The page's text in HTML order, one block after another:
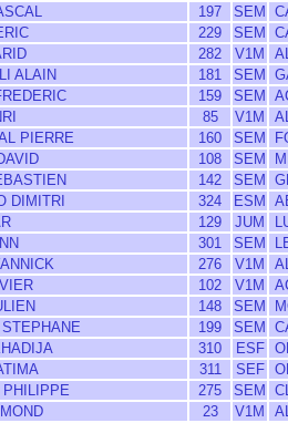
197 SEM
229 SEM
282 V1M
ALAIN 181 SEM
159 SEM
85 V1M
PIERRE 160 SEM
108 SEM
142 SEM
DIMITRI 324 ESM
129 JUM
301 SEM
276 V1M
102 V1M
148 SEM
199 SEM
310 ESF
311 SEF
PHILIPPE 275 SEM
23 V1M